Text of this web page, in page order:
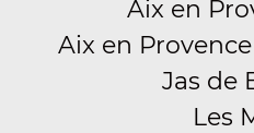
Aix en
Aix en
Jas de
Les